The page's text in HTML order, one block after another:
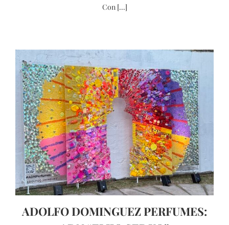
Con [...]
ADOLFO DOMINGUEZ PERFUMES: